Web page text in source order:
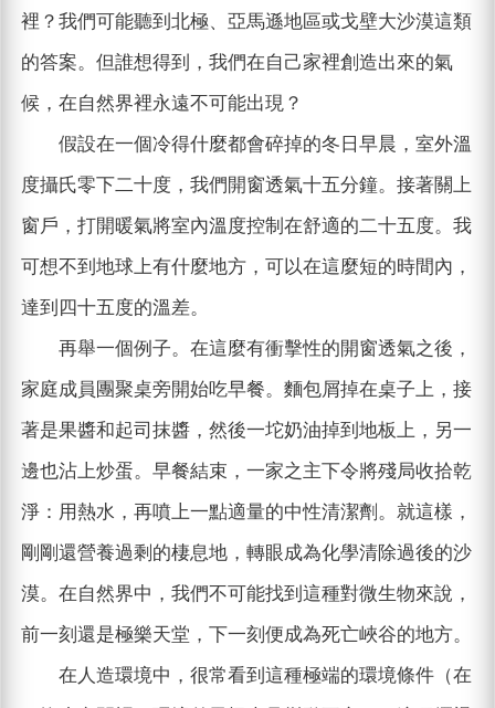
裡？我們可能聽到北極、亞馬遜地區或戈壁大沙漠這類
的答案。但誰想得到，我們在自己家裡創造出來的氣
候，在自然界裡永遠不可能出現？
假設在一個冷得什麼都會碎掉的冬日早晨，室外溫
度攝氏零下二十度，我們開窗透氣十五分鐘。接著關上
窗戶，打開暖氣將室內溫度控制在舒適的二十五度。我
可想不到地球上有什麼地方，可以在這麼短的時間內，
達到四十五度的溫差。
再舉一個例子。在這麼有衝擊性的開窗透氣之後，
家庭成員團聚桌旁開始吃早餐。麵包屑掉在桌子上，接
著是果醬和起司抹醬，然後一坨奶油掉到地板上，另一
邊也沾上炒蛋。早餐結束，一家之主下令將殘局收拾乾
淨：用熱水，再噴上一點適量的中性清潔劑。就這樣，
剛剛還營養過剩的棲息地，轉眼成為化學清除過後的沙
漠。在自然界中，我們不可能找到這種對微生物來說，
前一刻還是極樂天堂，下一刻便成為死亡峽谷的地方。
在人造環境中，很常看到這種極端的環境條件（在